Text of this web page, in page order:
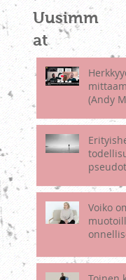
Uusimm
at
(Andy
May)